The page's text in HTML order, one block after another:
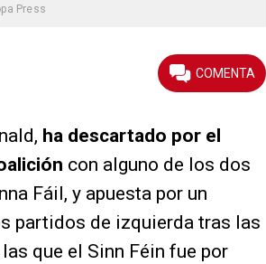
Press
ha descartado por el
con alguno de los dos
Fáil, y apuesta por un
partidos de izquierda tras las
que el Sinn Féin fue por